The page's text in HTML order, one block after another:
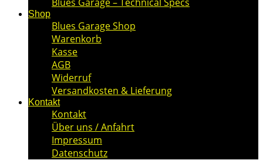
Shop
Blues Garage Shop
Warenkorb
Kasse
AGB
Widerruf
Versandkosten & Lieferung
Kontakt
Kontakt
Über uns / Anfahrt
Impressum
Datenschutz